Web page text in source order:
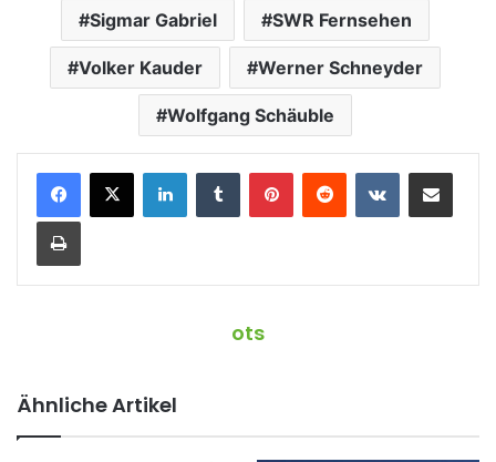
Sigmar Gabriel SWR Fernsehen
Volker Kauder Werner Schneyder
Wolfgang Schäuble
ots
Ähnliche Artikel